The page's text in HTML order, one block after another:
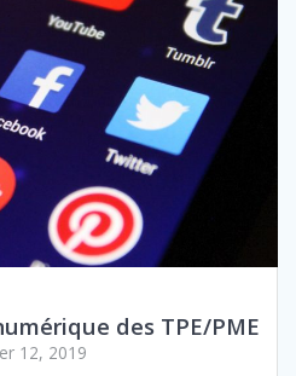
des TPE/PME
12, 2019